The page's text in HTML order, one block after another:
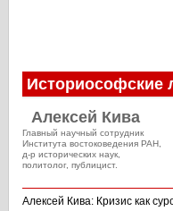
Историософские
Алексей Кива
Главный научный сотрудник
Института востоковедения РАН,
д-р исторических наук,
политолог, публицист.
Алексей Кива: Кризис как